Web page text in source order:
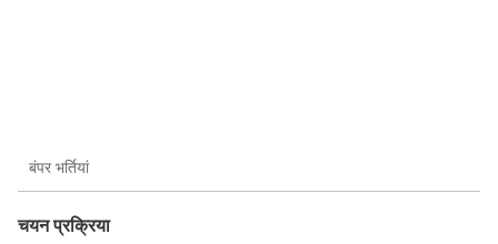
बंपर भर्तियां
चयन प्रक्रिया